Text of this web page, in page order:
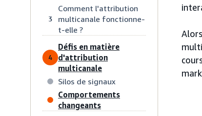
3
Comment l'attribution
multicanale fonctionne-
t-elle ?
4
Défis en matière
d'attribution
multicanale
Silos de signaux
Comportements
changeants